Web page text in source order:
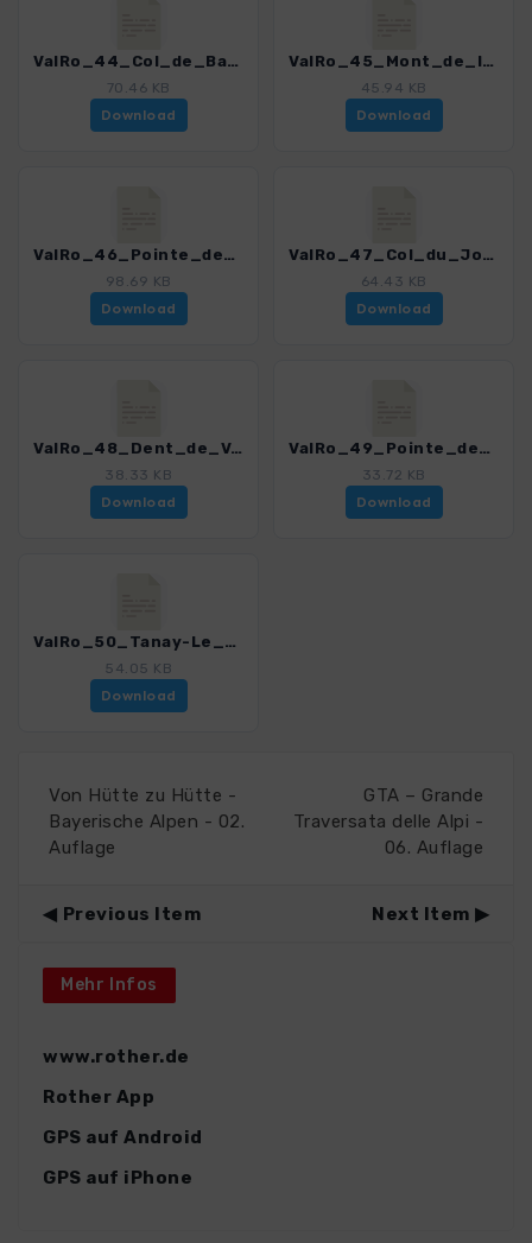
ValRo_44_Col_de_Balme.gpx
70.46 KB
Download
ValRo_45_Mont_de_l_Arpille.gpx
45.94 KB
Download
ValRo_46_Pointe_de_la_Terrassse.gpx
98.69 KB
Download
ValRo_47_Col_du_Jorat.gpx
64.43 KB
Download
ValRo_48_Dent_de_Valere.gpx
38.33 KB
Download
ValRo_49_Pointe_de_Bellevue.gpx
33.72 KB
Download
ValRo_50_Tanay-Le_Grammont.gpx
54.05 KB
Download
Von Hütte zu Hütte -
Bayerische Alpen - 02.
Auflage
GTA – Grande
Traversata delle Alpi -
06. Auflage
Previous Item Next Item
Mehr Infos
www.rother.de
Rother App
GPS auf Android
GPS auf iPhone